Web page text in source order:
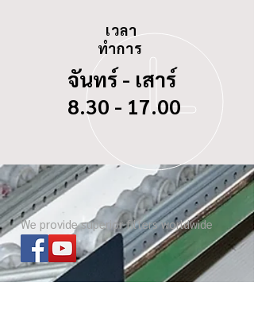
เวลา
ทำการ
จันทร์ - เสาร์
8.30 - 17.00
We provide superior filters worldwide